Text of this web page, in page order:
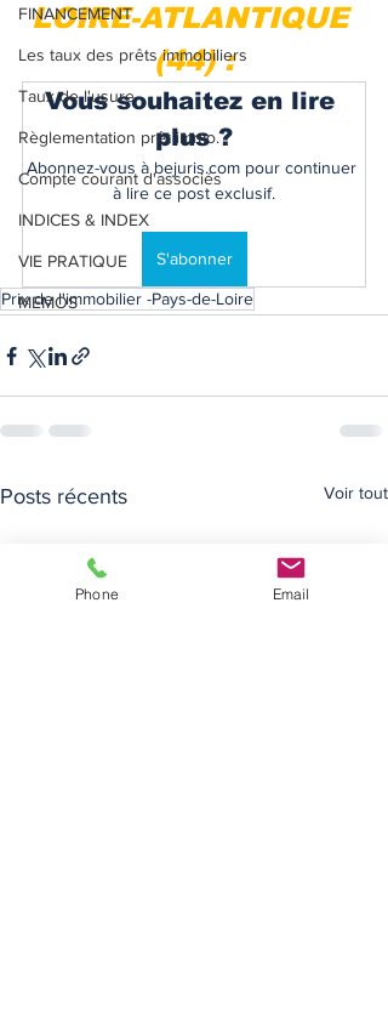
FINANCEMENT
Les taux des prêts immobiliers
Taux de l'usure
Règlementation prêt immo.
Compte courant d'associés
INDICES & INDEX
VIE PRATIQUE
MEMOS
LOIRE-ATLANTIQUE
(44) :
Vous souhaitez en lire
plus ?
Abonnez-vous à bejuris.com pour continuer
à lire ce post exclusif.
S'abonner
Prix de l'immobilier -Pays-de-Loire
Posts récents Voir tout
Phone Email